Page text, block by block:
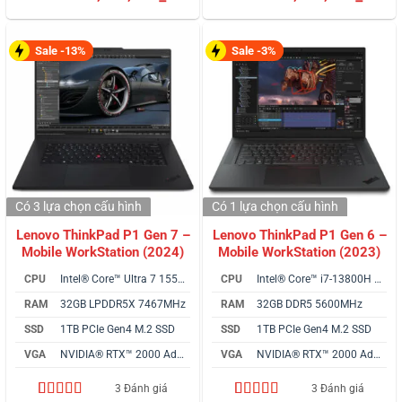
Sale -13%
Lenovo ThinkPad P1 Gen 7 –
Mobile WorkStation (2024)
CPU
Intel® Core™ Ultra 7 155H vPro
RAM
32GB LPDDR5X 7467MHz
SSD
1TB PCIe Gen4 M.2 SSD
VGA
NVIDIA® RTX™ 2000 Ada 8GB
3 Đánh giá
Có 3 lựa chọn cấu hình
Sale -3%
Lenovo ThinkPad P1 Gen 6 –
Mobile WorkStation (2023)
CPU
Intel® Core™ i7-13800H vPro
RAM
32GB DDR5 5600MHz
SSD
1TB PCIe Gen4 M.2 SSD
VGA
NVIDIA® RTX™ 2000 Ada 8GB
3 Đánh giá
Có 1 lựa chọn cấu hình